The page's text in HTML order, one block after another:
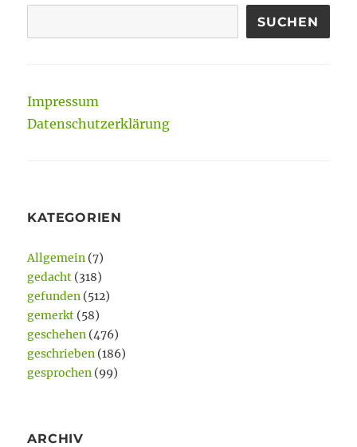
SUCHEN
Impressum
Datenschutzerklärung
KATEGORIEN
Allgemein (7)
gedacht (318)
gefunden (512)
gemerkt (58)
geschehen (476)
geschrieben (186)
gesprochen (99)
ARCHIV